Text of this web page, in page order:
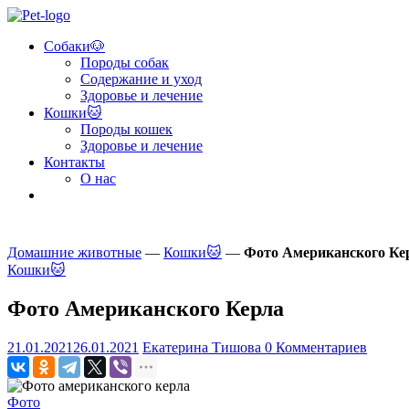
Skip
content
Pet
Помощь
уходе
домашними
Собаки🐶
Породы собак
Содержание и уход
Здоровье и лечение
Кошки🐱
Породы кошек
Здоровье и лечение
Контакты
О нас
Домашние животные — Кошки🐱 — Фото Американского
Кошки🐱
Фото Американского Керла
21.01.2021 26.01.2021 Екатерина Тишова 0 Комментариев
Фото